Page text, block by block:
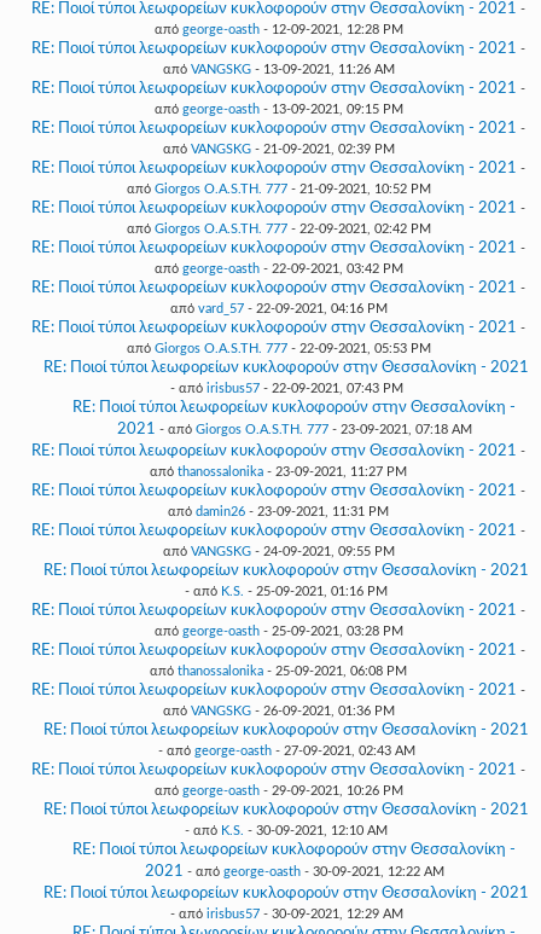
RE: Ποιοί τύποι λεωφορείων κυκλοφορούν στην Θεσσαλονίκη - 2021 -
από george-oasth- 12-09-2021, 12:28 PM
RE: Ποιοί τύποι λεωφορείων κυκλοφορούν στην Θεσσαλονίκη - 2021 -
από VANGSKG- 13-09-2021, 11:26 AM
RE: Ποιοί τύποι λεωφορείων κυκλοφορούν στην Θεσσαλονίκη - 2021 -
από george-oasth- 13-09-2021, 09:15 PM
RE: Ποιοί τύποι λεωφορείων κυκλοφορούν στην Θεσσαλονίκη - 2021 -
από VANGSKG- 21-09-2021, 02:39 PM
RE: Ποιοί τύποι λεωφορείων κυκλοφορούν στην Θεσσαλονίκη - 2021 -
από Giorgos O.A.S.TH. 777- 21-09-2021, 10:52 PM
RE: Ποιοί τύποι λεωφορείων κυκλοφορούν στην Θεσσαλονίκη - 2021 -
από Giorgos O.A.S.TH. 777- 22-09-2021, 02:42 PM
RE: Ποιοί τύποι λεωφορείων κυκλοφορούν στην Θεσσαλονίκη - 2021 -
από george-oasth- 22-09-2021, 03:42 PM
RE: Ποιοί τύποι λεωφορείων κυκλοφορούν στην Θεσσαλονίκη - 2021 -
από vard_57- 22-09-2021, 04:16 PM
RE: Ποιοί τύποι λεωφορείων κυκλοφορούν στην Θεσσαλονίκη - 2021 -
από Giorgos O.A.S.TH. 777- 22-09-2021, 05:53 PM
RE: Ποιοί τύποι λεωφορείων κυκλοφορούν στην Θεσσαλονίκη - 2021
- από irisbus57- 22-09-2021, 07:43 PM
RE: Ποιοί τύποι λεωφορείων κυκλοφορούν στην Θεσσαλονίκη -
2021 - από Giorgos O.A.S.TH. 777- 23-09-2021, 07:18 AM
RE: Ποιοί τύποι λεωφορείων κυκλοφορούν στην Θεσσαλονίκη - 2021 -
από thanossalonika - 23-09-2021, 11:27 PM
RE: Ποιοί τύποι λεωφορείων κυκλοφορούν στην Θεσσαλονίκη - 2021 -
από damin26 - 23-09-2021, 11:31 PM
RE: Ποιοί τύποι λεωφορείων κυκλοφορούν στην Θεσσαλονίκη - 2021 -
από VANGSKG- 24-09-2021, 09:55 PM
RE: Ποιοί τύποι λεωφορείων κυκλοφορούν στην Θεσσαλονίκη - 2021
- από K.S. - 25-09-2021, 01:16 PM
RE: Ποιοί τύποι λεωφορείων κυκλοφορούν στην Θεσσαλονίκη - 2021 -
από george-oasth- 25-09-2021, 03:28 PM
RE: Ποιοί τύποι λεωφορείων κυκλοφορούν στην Θεσσαλονίκη - 2021 -
από thanossalonika - 25-09-2021, 06:08 PM
RE: Ποιοί τύποι λεωφορείων κυκλοφορούν στην Θεσσαλονίκη - 2021 -
από VANGSKG- 26-09-2021, 01:36 PM
RE: Ποιοί τύποι λεωφορείων κυκλοφορούν στην Θεσσαλονίκη - 2021
- από george-oasth- 27-09-2021, 02:43 AM
RE: Ποιοί τύποι λεωφορείων κυκλοφορούν στην Θεσσαλονίκη - 2021 -
από george-oasth- 29-09-2021, 10:26 PM
RE: Ποιοί τύποι λεωφορείων κυκλοφορούν στην Θεσσαλονίκη - 2021
- από K.S. - 30-09-2021, 12:10 AM
RE: Ποιοί τύποι λεωφορείων κυκλοφορούν στην Θεσσαλονίκη -
2021 - από george-oasth- 30-09-2021, 12:22 AM
RE: Ποιοί τύποι λεωφορείων κυκλοφορούν στην Θεσσαλονίκη - 2021
- από irisbus57- 30-09-2021, 12:29 AM